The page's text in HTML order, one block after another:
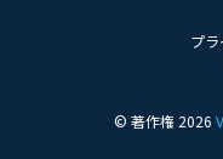
© 著作権 2026
プ